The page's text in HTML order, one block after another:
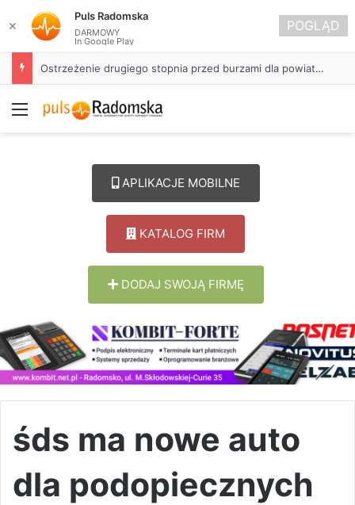
Ostrzeżenie drugiego stopnia przed burzami dla powiatu radomszczańskiego
Menu
APLIKACJE MOBILNE
KATALOG FIRM
DODAJ SWOJĄ FIRMĘ
śds ma nowe auto
dla podopiecznych
✕
Puls Radomska
DARMOWY
In Google Play
POGLĄD